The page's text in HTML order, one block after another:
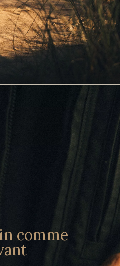
comme